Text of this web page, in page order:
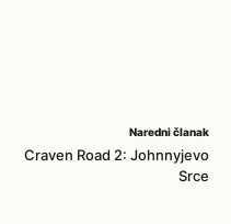
Naredni članak
Craven Road 2: Johnnyjevo
Srce